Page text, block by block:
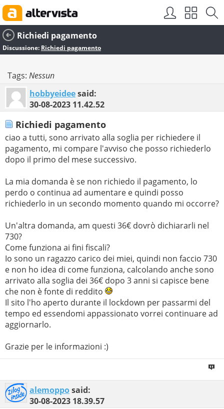
Richiedi pagamento
Discussione: Richiedi pagamento
Tags: Nessun
hobbyeideesaid:
30-08-2023 11.42.52
Richiedi pagamento
ciao a tutti, sono arrivato alla soglia per richiedere il
pagamento, mi compare l'avviso che posso richiederlo
dopo il primo del mese successivo.
La mia domanda è se non richiedo il pagamento, lo
perdo o continua ad aumentare e quindi posso
richiederlo in un secondo momento quando mi occorre?
Un'altra domanda, am questi 36€ dovrò dichiararli nel
730?
Come funziona ai fini fiscali?
Io sono un ragazzo carico dei miei, quindi non faccio 730
e non ho idea di come funziona, calcolando anche sono
arrivato alla soglia dei 36€ dopo 3 anni si capisce bene
che non è fonte di reddito
Il sito l'ho aperto durante il lockdown per passarmi del
tempo ed essendomi appassionato vorrei continuare ad
aggiornarlo.
Grazie per le informazioni :)
alemopposaid:
30-08-2023 18.39.57